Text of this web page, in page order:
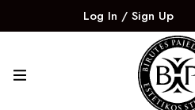
Log In / Sign Up